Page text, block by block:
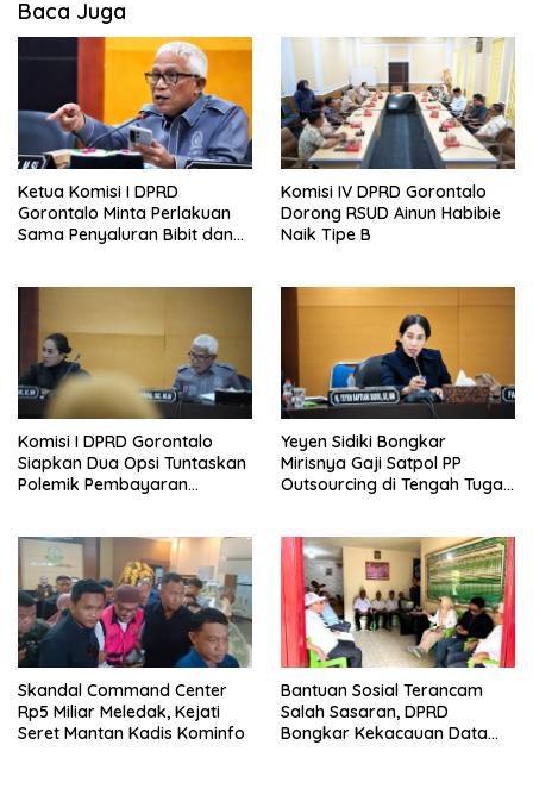
Baca Juga
Ketua Komisi I DPRD
Gorontalo Minta Perlakuan
Sama Penyaluran Bibit dan
Komisi IV DPRD Gorontalo
Dorong RSUD Ainun Habibie
Naik Tipe B
Komisi I DPRD Gorontalo
Siapkan Dua Opsi Tuntaskan
Polemik Pembayaran
Yeyen Sidiki Bongkar
Mirisnya Gaji Satpol PP
Outsourcing di Tengah Tugas
Skandal Command Center
Rp5 Miliar Meledak, Kejati
Seret Mantan Kadis Kominfo
Bantuan Sosial Terancam
Salah Sasaran, DPRD
Bongkar Kekacauan Data